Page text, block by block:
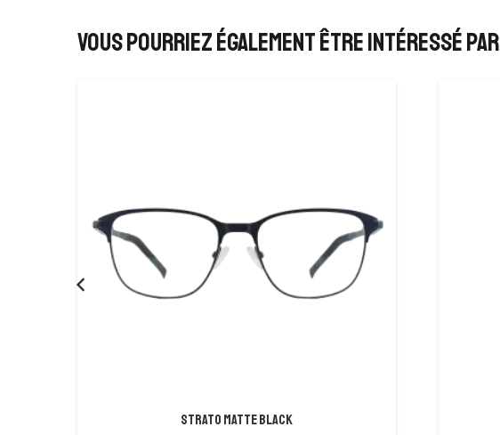
Vous pourriez également être intéressé par
STRATO MATTE BLACK